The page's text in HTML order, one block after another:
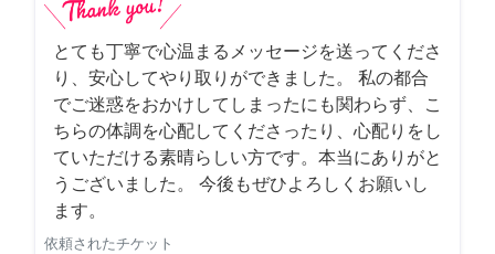
とても丁寧で心温まるメッセージを送ってくださ
り、安心してやり取りができました。 私の都合
でご迷惑をおかけしてしまったにも関わらず、こ
ちらの体調を心配してくださったり、心配りをし
ていただける素晴らしい方です。本当にありがと
うございました。 今後もぜひよろしくお願いし
ます。
依頼されたチケット